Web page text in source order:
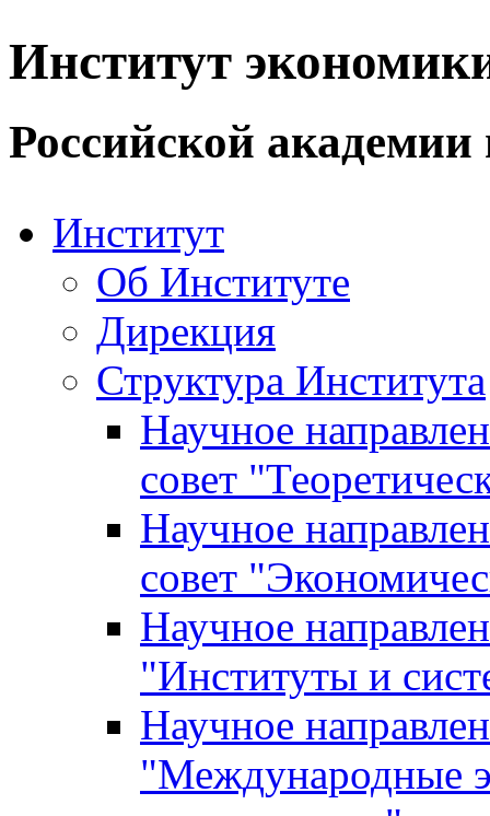
Институт
Российской академии
Институт
Об Институте
Дирекция
Структура Института
Научное
совет
Научное
совет
Научное
"Институты и
Научное
"Международные